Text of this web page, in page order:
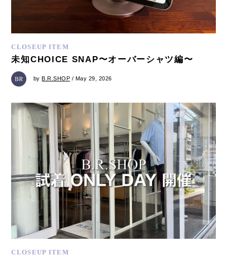
CLOSEUP ITEM
未知CHOICE SNAP〜オーバーシャツ編〜
byB.R.SHOP / May 29, 2026
CLOSEUP ITEM